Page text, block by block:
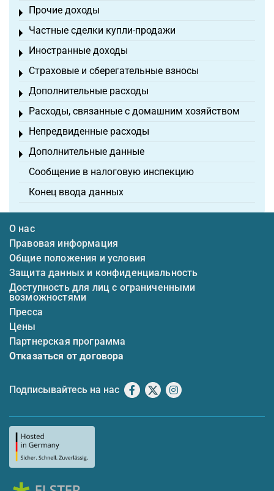
Прочие доходы
Toggle menu
Частные сделки купли-продажи
Toggle menu
Иностранные доходы
Toggle menu
Страховые и сберегательные взносы
Toggle menu
Дополнительные расходы
Toggle menu
Расходы, связанные с домашним хозяйством
Toggle menu
Непредвиденные расходы
Toggle menu
Дополнительные данные
Toggle menu
Сообщение в налоговую инспекцию
Конец ввода данных
О нас
Правовая информация
Общие положения и условия
Защита данных и конфиденциальность
Доступность для лиц с ограниченными
возможностями
Пресса
Цены
Партнерская программа
Отказаться от договора
Подписывайтесь на нас Facebook
X Instagram